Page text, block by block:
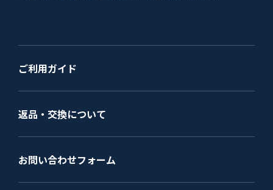
ご利用ガイド
返品・交換について
お問い合わせフォーム